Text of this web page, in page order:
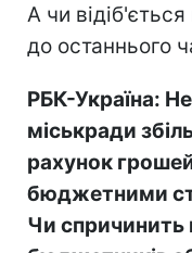
А чи
до останнього
РБК-Україна:
міськради
рахунок
бюджетними
Чи спричинить